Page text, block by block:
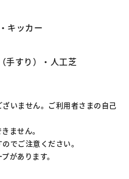
キッカー
手すり）・人工芝
いません。ご利用者さまの自己
ません。
でご注意ください。
があります。